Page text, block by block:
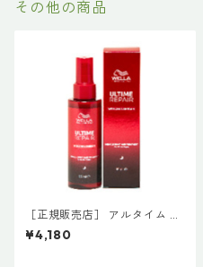
その他の商品
［正規販売店］ アルタイム R
M ナイトトリートメント 95m
L
¥4,180